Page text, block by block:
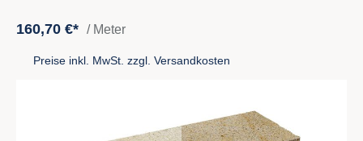
160,70 €* / Meter
Preise inkl. MwSt. zzgl. Versandkosten